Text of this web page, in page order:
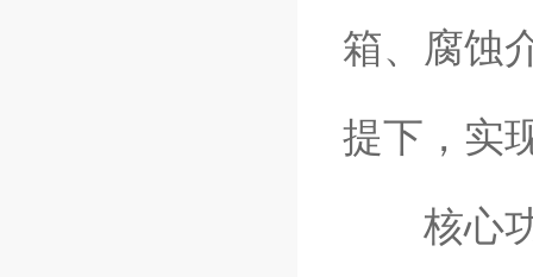
箱、腐蚀
提下，实
核心功